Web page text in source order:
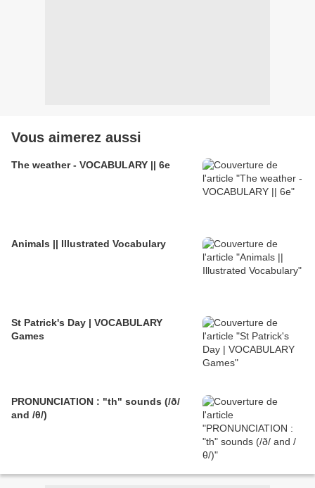
Vous aimerez aussi
The weather - VOCABULARY || 6e
Animals || Illustrated Vocabulary
St Patrick's Day | VOCABULARY
Games
PRONUNCIATION : "th" sounds (/ð/
and /θ/)